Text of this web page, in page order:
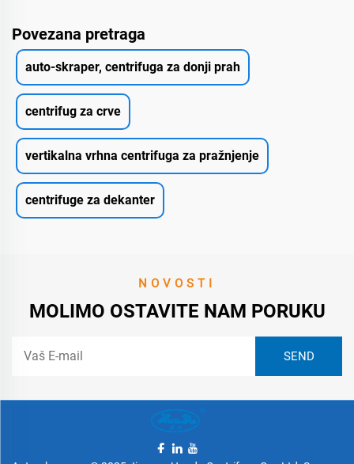
Povezana pretraga
auto-skraper, centrifuga za donji prah
centrifug za crve
vertikalna vrhna centrifuga za pražnjenje
centrifuge za dekanter
NOVOSTI
MOLIMO OSTAVITE NAM PORUKU